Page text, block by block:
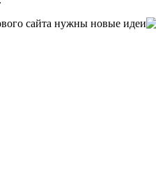
сайта нужны новые идеи